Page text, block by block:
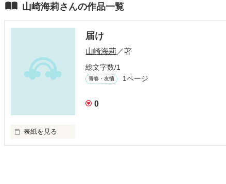
山崎海莉さんの作品一覧
届け
山崎海莉 ／著
総文字数/1
青春・友情 1ページ
0
表紙を見る